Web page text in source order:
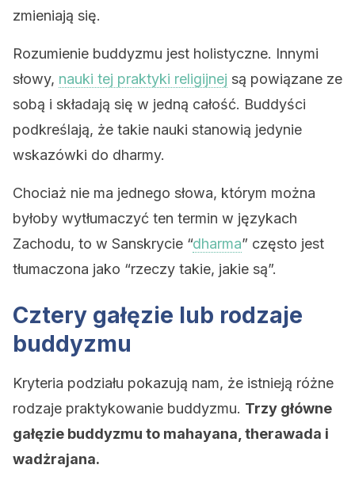
zmieniają się.
Rozumienie buddyzmu jest holistyczne. Innymi
słowy, nauki tej praktyki religijnej są powiązane ze
sobą i składają się w jedną całość. Buddyści
podkreślają, że takie nauki stanowią jedynie
wskazówki do dharmy.
Chociaż nie ma jednego słowa, którym można
byłoby wytłumaczyć ten termin w językach
Zachodu, to w Sanskrycie “dharma” często jest
tłumaczona jako “rzeczy takie, jakie są”.
Cztery gałęzie lub rodzaje
buddyzmu
Kryteria podziału pokazują nam, że istnieją różne
rodzaje praktykowanie buddyzmu. Trzy główne
gałęzie buddyzmu to mahayana, therawada i
wadżrajana.